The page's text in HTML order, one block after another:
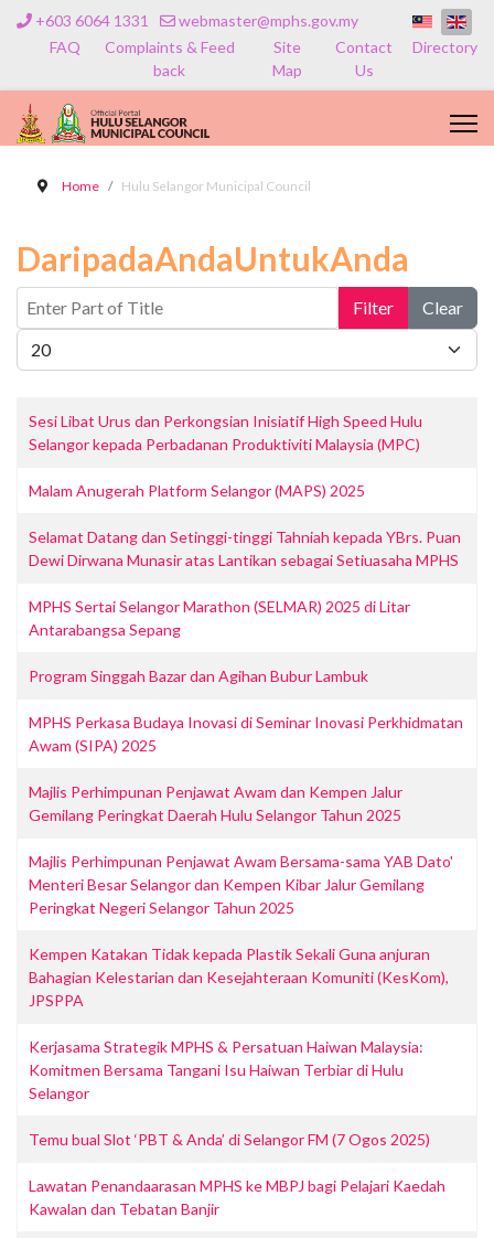
+603 6064 1331
webmaster@mphs.gov.my
FAQ
Complaints & Feed
back
Site
Map
Contact
Us
Directory
Home Hulu Selangor Municipal Council
DaripadaAndaUntukAnda
Filter Clear
Display #
Sesi Libat Urus dan Perkongsian Inisiatif High Speed Hulu
Selangor kepada Perbadanan Produktiviti Malaysia (MPC)
Malam Anugerah Platform Selangor (MAPS) 2025
Selamat Datang dan Setinggi-tinggi Tahniah kepada YBrs. Puan
Dewi Dirwana Munasir atas Lantikan sebagai Setiuasaha MPHS
MPHS Sertai Selangor Marathon (SELMAR) 2025 di Litar
Antarabangsa Sepang
Program Singgah Bazar dan Agihan Bubur Lambuk
MPHS Perkasa Budaya Inovasi di Seminar Inovasi Perkhidmatan
Awam (SIPA) 2025
Majlis Perhimpunan Penjawat Awam dan Kempen Jalur
Gemilang Peringkat Daerah Hulu Selangor Tahun 2025
Majlis Perhimpunan Penjawat Awam Bersama-sama YAB Dato'
Menteri Besar Selangor dan Kempen Kibar Jalur Gemilang
Peringkat Negeri Selangor Tahun 2025
Kempen Katakan Tidak kepada Plastik Sekali Guna anjuran
Bahagian Kelestarian dan Kesejahteraan Komuniti (KesKom),
JPSPPA
Kerjasama Strategik MPHS & Persatuan Haiwan Malaysia:
Komitmen Bersama Tangani Isu Haiwan Terbiar di Hulu
Selangor
Temu bual Slot ‘PBT & Anda’ di Selangor FM (7 Ogos 2025)
Lawatan Penandaarasan MPHS ke MBPJ bagi Pelajari Kaedah
Kawalan dan Tebatan Banjir